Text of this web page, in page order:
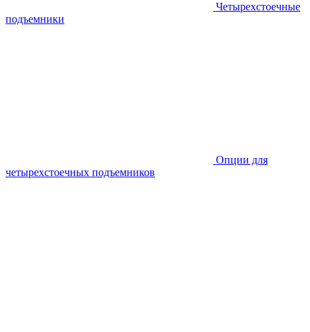
Четырехстоечные
подъемники
Опции для
четырехстоечных подъемников